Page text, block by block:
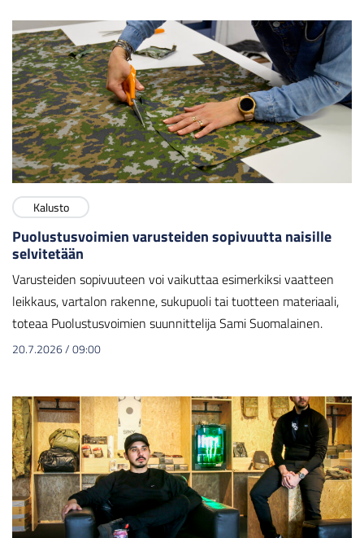
Kalusto
Puolustusvoimien varusteiden sopivuutta naisille
selvitetään
Varusteiden sopivuuteen voi vaikuttaa esimerkiksi vaatteen
leikkaus, vartalon rakenne, sukupuoli tai tuotteen materiaali,
toteaa Puolustusvoimien suunnittelija Sami Suomalainen.
20.7.2026/09:00